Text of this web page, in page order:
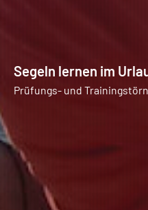
Segeln lernen im
Prüfungs- und